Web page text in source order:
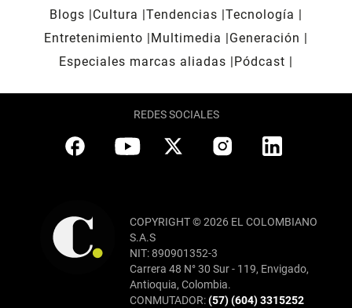
Blogs
Cultura Tendencias Tecnología
Entretenimiento
Multimedia
Generación
Especiales marcas aliadas
Pódcast
REDES SOCIALES
COPYRIGHT © 2026 EL COLOMBIANO
S.A.S
NIT: 890901352-3
Carrera 48 N° 30 Sur - 119, Envigado,
Antioquia, Colombia.
CONMUTADOR:(57) (604) 3315252